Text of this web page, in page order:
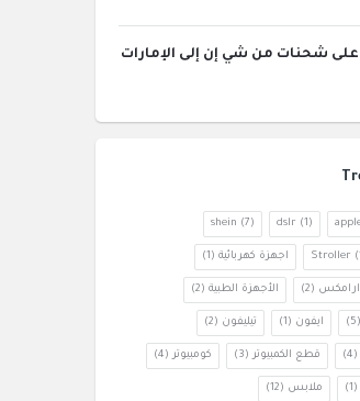
على شحنات من شي إن إلى الإمارات
dslr (1)
shein (7)
Stroller اجهزة كهربائية (1)
ارامكس (2) الأجهزة الطبية (2)
(5) ايفون (1) تيليفون (2)
(4) قطع الكمبيوتر (3) كومبيوتر (4)
(1) ملابس (12)